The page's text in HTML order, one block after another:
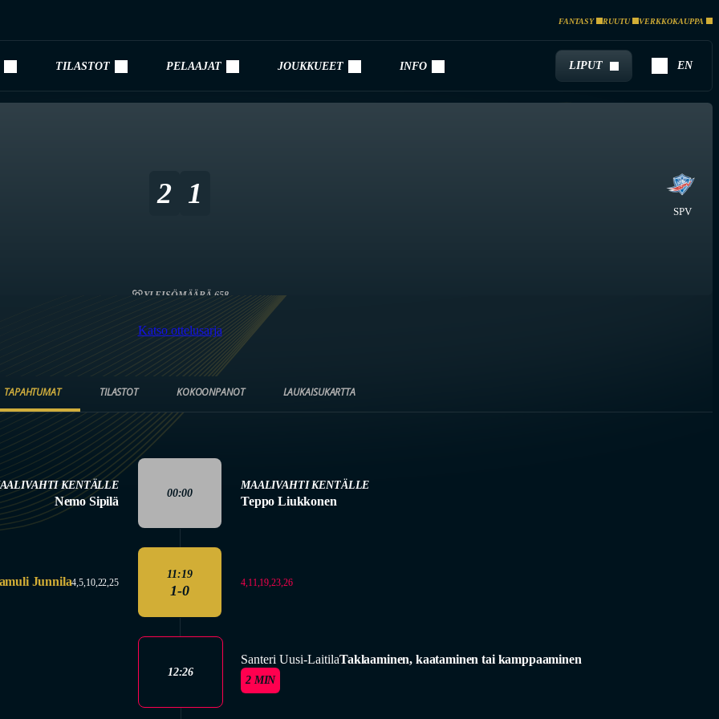
FANTASY RUUTU VERKKOKAUPPA
TILASTOT PELAAJAT JOUKKUEET INFO LIPUT EN
2 1
SPV
YLEISÖMÄÄRÄ 658
Katso ottelusarja
TAPAHTUMAT TILASTOT KOKOONPANOT LAUKAISUKARTTA
KENTÄLLE
Nemo Sipilä
00:00
MAALIVAHTI KENTÄLLE
Teppo Liukkonen
Junnila4,5,10,22,25
11:19
1-0 4,11,19,23,26
12:26
Santeri Uusi-LaitilaTaklaaminen, kaataminen tai kamppaaminen
2 MIN